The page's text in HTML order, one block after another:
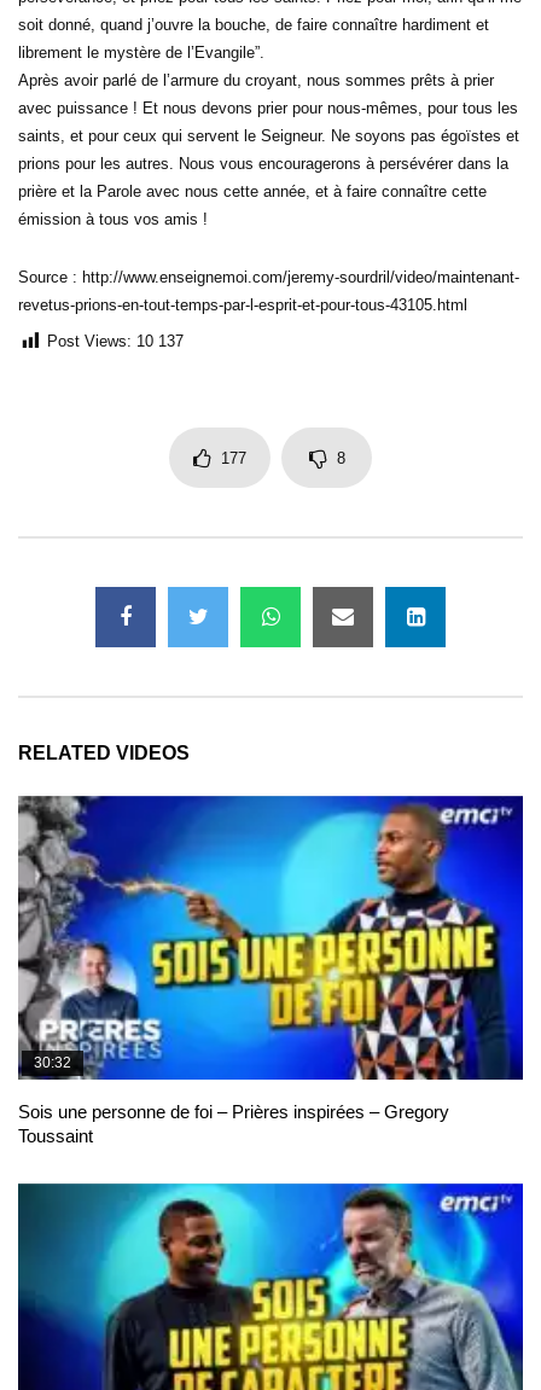
soit donné, quand j’ouvre la bouche, de faire connaître hardiment et
librement le mystère de l’Evangile”.
Après avoir parlé de l’armure du croyant, nous sommes prêts à prier
avec puissance ! Et nous devons prier pour nous-mêmes, pour tous les
saints, et pour ceux qui servent le Seigneur. Ne soyons pas égoïstes et
prions pour les autres. Nous vous encouragerons à persévérer dans la
prière et la Parole avec nous cette année, et à faire connaître cette
émission à tous vos amis !
Source : http://www.enseignemoi.com/jeremy-sourdril/video/maintenant-
revetus-prions-en-tout-temps-par-l-esprit-et-pour-tous-43105.html
Post Views: 10 137
177 8
RELATED VIDEOS
30:32
Sois une personne de foi – Prières inspirées – Gregory
Toussaint